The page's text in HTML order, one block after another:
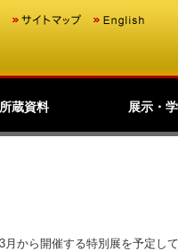
館等保存文書
する
別利用
所蔵資料
アーカイブ
ゆみ
展示・
展示会情報
東京本館常設
過去の展示会
全国の公文書
学習コンテン
から開催する特別展を予定し